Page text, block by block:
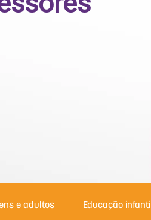
e adultos Educação infantil